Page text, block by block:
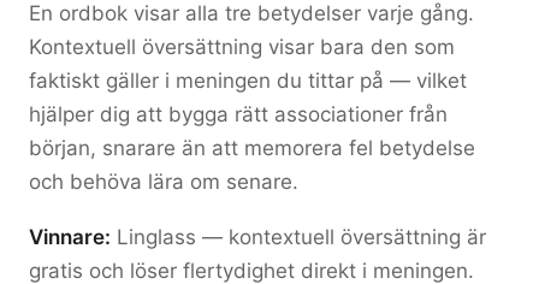
En ordbok visar alla tre betydelser varje gång.
Kontextuell översättning visar bara den som
faktiskt gäller i meningen du tittar på — vilket
hjälper dig att bygga rätt associationer från
början, snarare än att memorera fel betydelse
och behöva lära om senare.
Vinnare: Linglass — kontextuell översättning är
gratis och löser flertydighet direkt i meningen.